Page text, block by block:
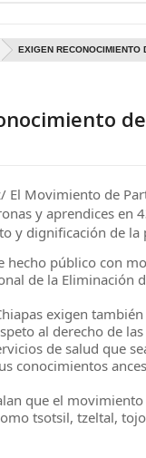
EXIGEN RECONOCIMIENTO
El Movimiento de
y aprendices en
y dignificación de la
hecho público con
de la Eliminación
exigen
al derecho de
de salud que
conocimientos
que el
tsotsil, tzeltal,